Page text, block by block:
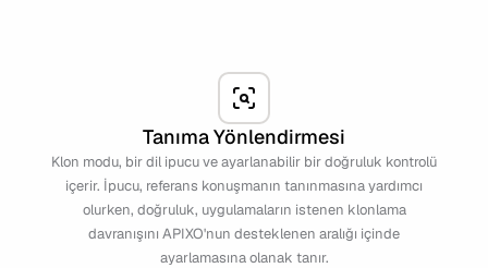
Tanıma Yönlendirmesi
Klon modu, bir dil ipucu ve ayarlanabilir bir doğruluk kontrolü
içerir. İpucu, referans konuşmanın tanınmasına yardımcı
olurken, doğruluk, uygulamaların istenen klonlama
davranışını APIXO'nun desteklenen aralığı içinde
ayarlamasına olanak tanır.